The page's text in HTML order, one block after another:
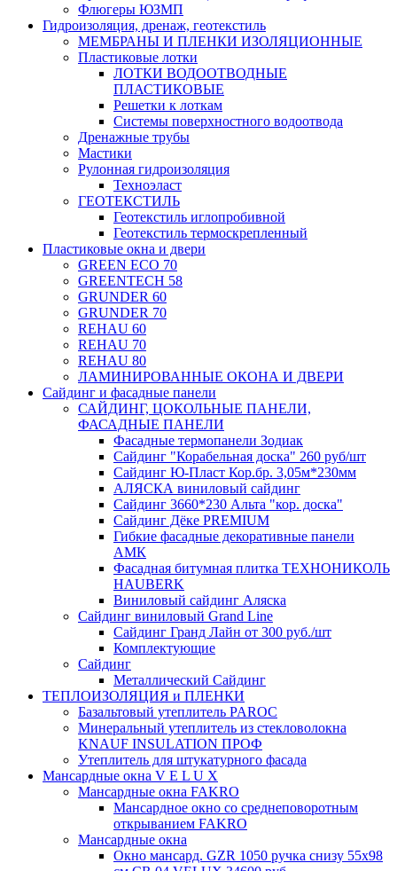
Флюгеры ЮЗМП
Гидроизоляция, дренаж, геотекстиль
МЕМБРАНЫ И ПЛЕНКИ ИЗОЛЯЦИОННЫЕ
Пластиковые лотки
ЛОТКИ ВОДООТВОДНЫЕ
ПЛАСТИКОВЫЕ
Решетки к лоткам
Системы поверхностного водоотвода
Дренажные трубы
Мастики
Рулонная гидроизоляция
Техноэласт
ГЕОТЕКСТИЛЬ
Геотекстиль иглопробивной
Геотекстиль термоскрепленный
Пластиковые окна и двери
GREEN ECO 70
GREENTECH 58
GRUNDER 60
GRUNDER 70
REHAU 60
REHAU 70
REHAU 80
ЛАМИНИРОВАННЫЕ ОКОНА И ДВЕРИ
Сайдинг и фасадные панели
САЙДИНГ, ЦОКОЛЬНЫЕ ПАНЕЛИ,
ФАСАДНЫЕ ПАНЕЛИ
Фасадные термопанели Зодиак
Сайдинг "Корабельная доска" 260 руб/шт
Сайдинг Ю-Пласт Кор.бр. 3,05м*230мм
АЛЯСКА виниловый сайдинг
Сайдинг 3660*230 Альта "кор. доска"
Сайдинг Дёке PREMIUM
Гибкие фасадные декоративные панели
АМК
Фасадная битумная плитка ТЕХНОНИКОЛЬ
HAUBERK
Виниловый сайдинг Аляска
Сайдинг виниловый Grand Line
Сайдинг Гранд Лайн от 300 руб./шт
Комплектующие
Сайдинг
Металлический Сайдинг
ТЕПЛОИЗОЛЯЦИЯ и ПЛЕНКИ
Базальтовый утеплитель PAROC
Минеральный утеплитель из стекловолокна
KNAUF INSULATION ПРОФ
Утеплитель для штукатурного фасада
Мансардные окна V E L U X
Мансардные окна FAKRO
Мансардное окно со среднеповоротным
открыванием FAKRO
Мансардные окна
Окно мансард. GZR 1050 ручка снизу 55х98